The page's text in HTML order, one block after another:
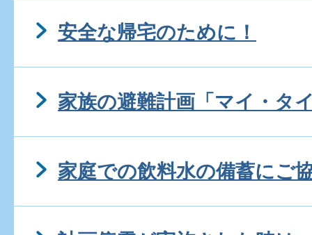
安全な帰宅のために！
家族の避難計画「マイ・タ
家庭での飲料水の備蓄にご